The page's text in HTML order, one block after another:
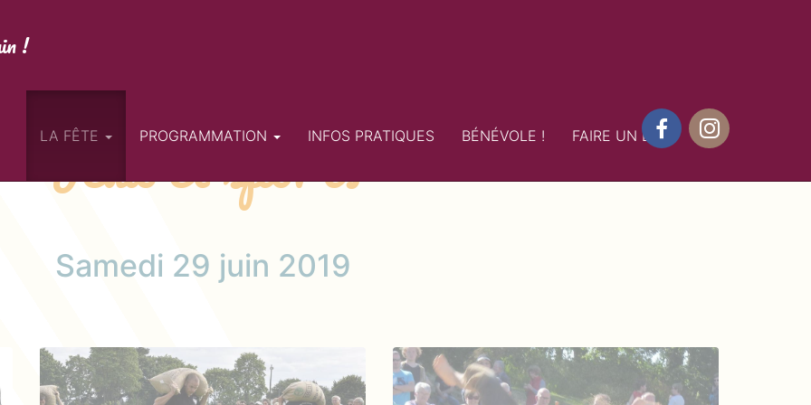
!
LA FÊTE PROGRAMMATION INFOS PRATIQUES BÉNÉVOLE !
FAIRE UN DON
Jeux et sports
Samedi 29 juin 2019